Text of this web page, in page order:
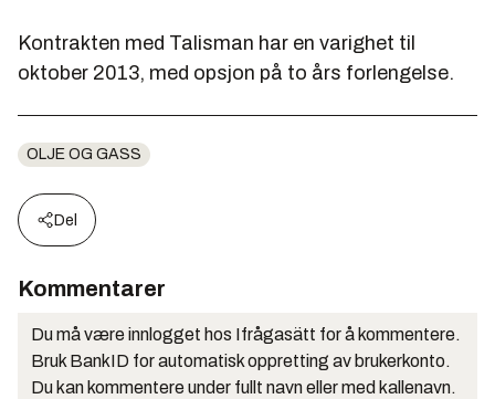
Kontrakten med Talisman har en varighet til
oktober 2013, med opsjon på to års forlengelse.
OLJE OG GASS
Del
Kommentarer
Du må være innlogget hos Ifrågasätt for å kommentere.
Bruk BankID for automatisk oppretting av brukerkonto.
Du kan kommentere under fullt navn eller med kallenavn.